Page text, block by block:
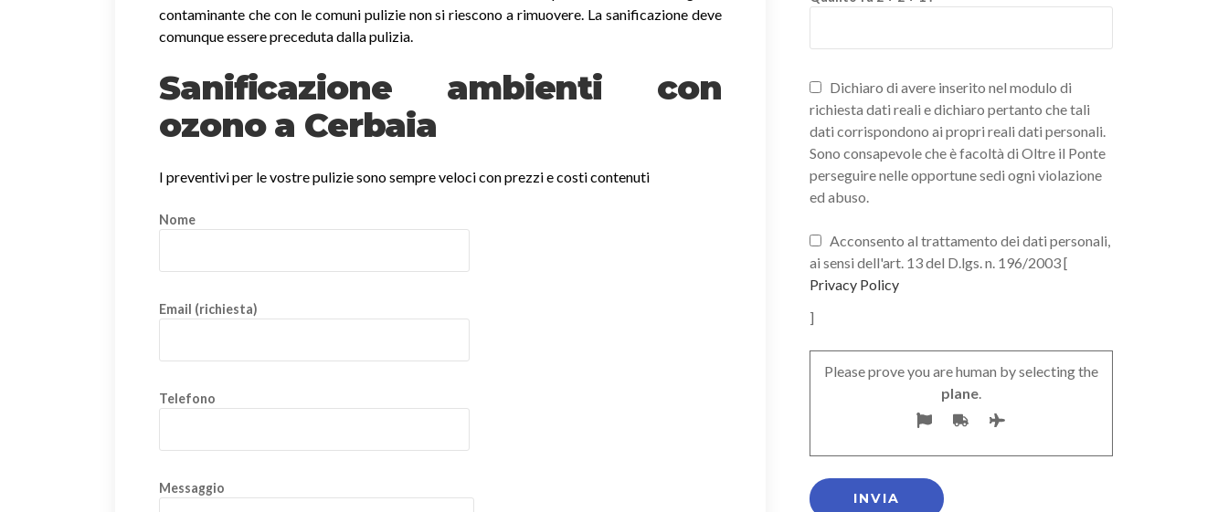
contaminante che con le comuni pulizie non si riescono a rimuovere. La sanificazione deve
comunque essere preceduta dalla pulizia.
Sanificazione ambienti con
ozono a Cerbaia
I preventivi per le vostre pulizie sono sempre veloci con prezzi e costi contenuti
Nome
Email (richiesta)
Telefono
Messaggio
Dichiaro di avere inserito nel modulo di
richiesta dati reali e dichiaro pertanto che tali
dati corrispondono ai propri reali dati personali.
Sono consapevole che è facoltà di Oltre il Ponte
perseguire nelle opportune sedi ogni violazione
ed abuso.
Acconsento al trattamento dei dati personali,
ai sensi dell'art. 13 del D.lgs. n. 196/2003 [
Privacy Policy
]
Please prove you are human by selecting the
plane.